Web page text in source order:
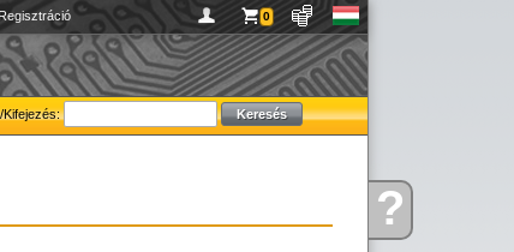
Kérdése
van
?
Regisztráció 0
Kifejezés: